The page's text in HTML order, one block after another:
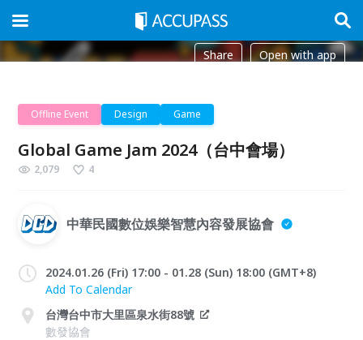
Share Open with app
Offline Event Design Game
Global Game Jam 2024（台中會場）
2,079 4
中華民國數位娛樂智慧內容發展協會
2024.01.26 (Fri) 17:00 - 01.28 (Sun) 18:00 (GMT+8)
Add To Calendar
台灣台中市大里區泉水街88號
數發協會